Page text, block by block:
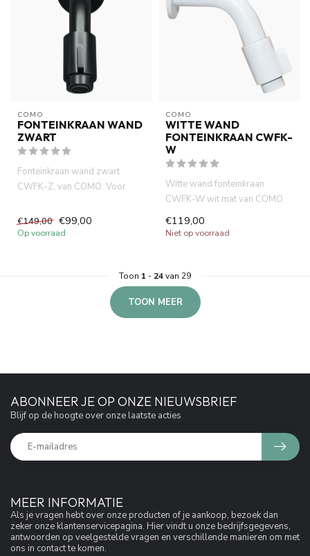
COMO
FONTEINKRAAN WAND
ZWART
Fonteinkraan wand zwart
CWFK-Z, van COMO. Voor
levensduur ne...
€149,00 €99,00
Op voorraad
COMO
WITTE WAND
FONTEINKRAAN CWFK-
W
Witte wand fonteinkraan
CWFK-W wit mat van COMO.
Voor wand montage. lange
levens...
€119,00
Niet op voorraad
Toon 1 - 24van 29
TOON MEER
MEER INFORMATIE
Als je vragen hebt over onze producten of je aankoop, bezoek dan
zeker onze klantenservicepagina. Hier vindt u onze bedrijfsgegevens,
antwoorden op veelgestelde vragen en verschillende manieren om met
ons in contact te komen.
ABONNEER JE OP ONZE NIEUWSBRIEF
Blijf op de hoogte over onze laatste acties